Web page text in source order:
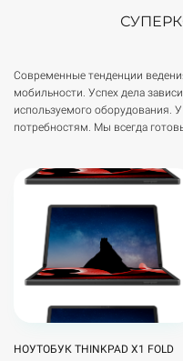
Современные тенденции
мобильности. Успех дела
используемого оборудования.
потребностям. Мы всегда
НОУТОБУК THINKPAD X1 FOLD